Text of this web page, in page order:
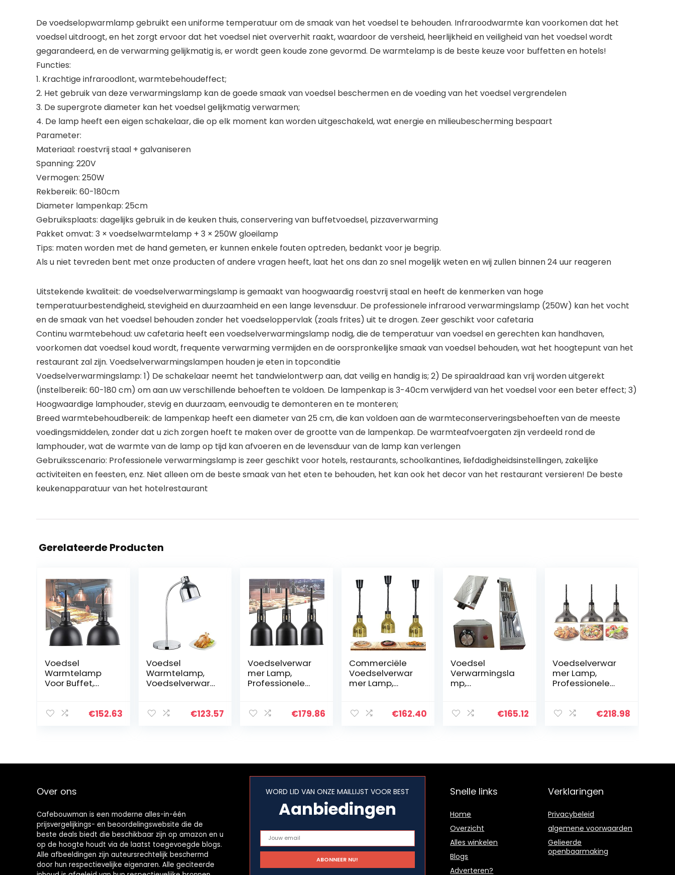
De voedselopwarmlamp gebruikt een uniforme temperatuur om de smaak van het voedsel te behouden. Infraroodwarmte kan voorkomen dat het
voedsel uitdroogt, en het zorgt ervoor dat het voedsel niet oververhit raakt, waardoor de versheid, heerlijkheid en veiligheid van het voedsel wordt
gegarandeerd, en de verwarming gelijkmatig is, er wordt geen koude zone gevormd. De warmtelamp is de beste keuze voor buffetten en hotels!
Functies:
1. Krachtige infraroodlont, warmtebehoudeffect;
2. Het gebruik van deze verwarmingslamp kan de goede smaak van voedsel beschermen en de voeding van het voedsel vergrendelen
3. De supergrote diameter kan het voedsel gelijkmatig verwarmen;
4. De lamp heeft een eigen schakelaar, die op elk moment kan worden uitgeschakeld, wat energie en milieubescherming bespaart
Parameter:
Materiaal: roestvrij staal + galvaniseren
Spanning: 220V
Vermogen: 250W
Rekbereik: 60-180cm
Diameter lampenkap: 25cm
Gebruiksplaats: dagelijks gebruik in de keuken thuis, conservering van buffetvoedsel, pizzaverwarming
Pakket omvat: 3 × voedselwarmtelamp + 3 × 250W gloeilamp
Tips: maten worden met de hand gemeten, er kunnen enkele fouten optreden, bedankt voor je begrip.
Als u niet tevreden bent met onze producten of andere vragen heeft, laat het ons dan zo snel mogelijk weten en wij zullen binnen 24 uur reageren
Uitstekende kwaliteit: de voedselverwarmingslamp is gemaakt van hoogwaardig roestvrij staal en heeft de kenmerken van hoge
temperatuurbestendigheid, stevigheid en duurzaamheid en een lange levensduur. De professionele infrarood verwarmingslamp (250W) kan het vocht
en de smaak van het voedsel behouden zonder het voedseloppervlak (zoals frites) uit te drogen. Zeer geschikt voor cafetaria
Continu warmtebehoud: uw cafetaria heeft een voedselverwarmingslamp nodig, die de temperatuur van voedsel en gerechten kan handhaven,
voorkomen dat voedsel koud wordt, frequente verwarming vermijden en de oorspronkelijke smaak van voedsel behouden, wat het hoogtepunt van het
restaurant zal zijn. Voedselverwarmingslampen houden je eten in topconditie
Voedselverwarmingslamp: 1) De schakelaar neemt het tandwielontwerp aan, dat veilig en handig is; 2) De spiraaldraad kan vrij worden uitgerekt
(instelbereik: 60-180 cm) om aan uw verschillende behoeften te voldoen. De lampenkap is 3-40cm verwijderd van het voedsel voor een beter effect; 3)
Hoogwaardige lamphouder, stevig en duurzaam, eenvoudig te demonteren en te monteren;
Breed warmtebehoudbereik: de lampenkap heeft een diameter van 25 cm, die kan voldoen aan de warmteconserveringsbehoeften van de meeste
voedingsmiddelen, zonder dat u zich zorgen hoeft te maken over de grootte van de lampenkap. De warmteafvoergaten zijn verdeeld rond de
lamphouder, wat de warmte van de lamp op tijd kan afvoeren en de levensduur van de lamp kan verlengen
Gebruiksscenario: Professionele verwarmingslamp is zeer geschikt voor hotels, restaurants, schoolkantines, liefdadigheidsinstellingen, zakelijke
activiteiten en feesten, enz. Niet alleen om de beste smaak van het eten te behouden, het kan ook het decor van het restaurant versieren! De beste
keukenapparatuur van het hotelrestaurant
Gerelateerde Producten
Voedsel
Warmtelamp
Voor Buffet,
Warmtelamp
€152.63
Voedsel
Warmtelamp,
Voedselverwar
Gebruikt Voor
€123.57
Voedselverwar
mer Lamp,
Professionele
Restaurantkeuk
€179.86
Commerciële
Voedselverwar
mer Lamp,
Warmtelamp
€162.40
Voedsel
Verwarmingsla
mp,
Feesten En
Verwarmingsla
€165.12
Voedselverwar
mer Lamp,
Professionele
Restaurant€218.98
Over ons
Cafebouwman is een moderne alles-in-één
prijsvergelijkings- en beoordelingswebsite die de
beste deals biedt die beschikbaar zijn op amazon en u
op de hoogte houdt via de laatst toegevoegde blogs.
Alle afbeeldingen zijn auteursrechtelijk beschermd
door hun respectievelijke eigenaren. Alle geciteerde
WORD LID VAN ONZE MAILLIJST VOOR BEST
Aanbiedingen
Snelle links
Home
Overzicht
Alles winkelen
Blogs
Adverteren?
Verklaringen
Privacybeleid
algemene voorwaarden
Gelieerde
openbaarmaking